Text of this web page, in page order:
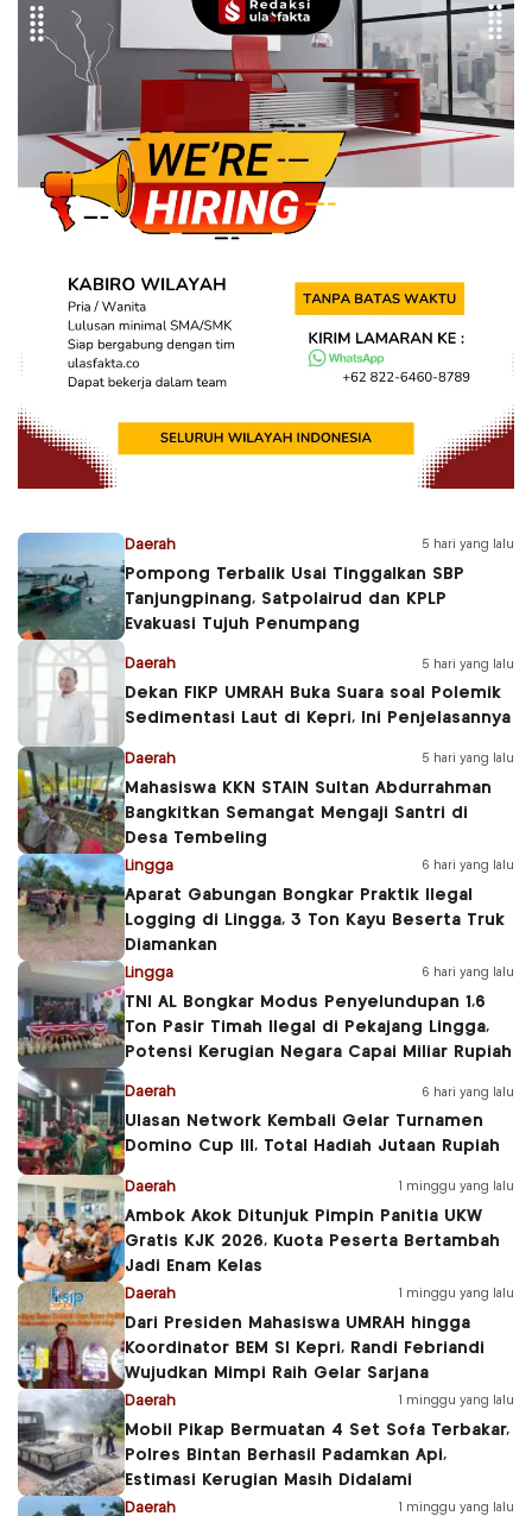
Daerah 5 hari yang lalu
Pompong Terbalik Usai Tinggalkan SBP
Tanjungpinang, Satpolairud dan KPLP
Evakuasi Tujuh Penumpang
Daerah 5 hari yang lalu
Dekan FIKP UMRAH Buka Suara soal Polemik
Sedimentasi Laut di Kepri, Ini Penjelasannya
Daerah 5 hari yang lalu
Mahasiswa KKN STAIN Sultan Abdurrahman
Bangkitkan Semangat Mengaji Santri di
Desa Tembeling
Lingga 6 hari yang lalu
Aparat Gabungan Bongkar Praktik Ilegal
Logging di Lingga, 3 Ton Kayu Beserta Truk
Diamankan
Lingga 6 hari yang lalu
TNI AL Bongkar Modus Penyelundupan 1,6
Ton Pasir Timah Ilegal di Pekajang Lingga,
Potensi Kerugian Negara Capai Miliar Rupiah
Daerah 6 hari yang lalu
Ulasan Network Kembali Gelar Turnamen
Domino Cup III, Total Hadiah Jutaan Rupiah
Daerah 1 minggu yang lalu
Ambok Akok Ditunjuk Pimpin Panitia UKW
Gratis KJK 2026, Kuota Peserta Bertambah
Jadi Enam Kelas
Daerah 1 minggu yang lalu
Dari Presiden Mahasiswa UMRAH hingga
Koordinator BEM SI Kepri, Randi Febriandi
Wujudkan Mimpi Raih Gelar Sarjana
Daerah 1 minggu yang lalu
Mobil Pikap Bermuatan 4 Set Sofa Terbakar,
Polres Bintan Berhasil Padamkan Api,
Estimasi Kerugian Masih Didalami
Daerah 1 minggu yang lalu